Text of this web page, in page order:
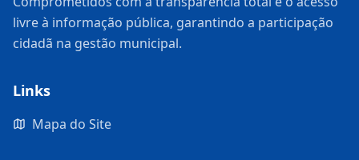
livre à informação pública, garantindo a participação
cidadã na gestão municipal.
Links
Mapa do Site